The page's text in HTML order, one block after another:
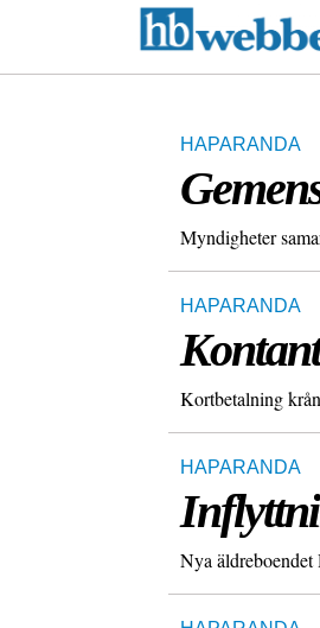
HAPARANDA
Myndigheter
HAPARANDA
Kortbetalning
HAPARANDA
Nya